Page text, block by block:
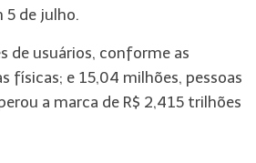
5 de julho.
de usuários, conforme as
físicas; e 15,04 milhões, pessoas
a marca de R$ 2,415 trilhões